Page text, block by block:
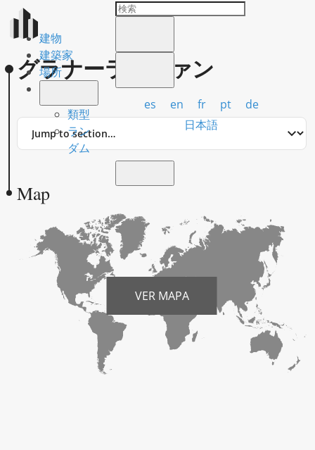
建物
建築家
場所
類型
ラン
ダム
es en fr pt
de
日本語
グラナーラ、ファン
Jump
Map
VER MAPA